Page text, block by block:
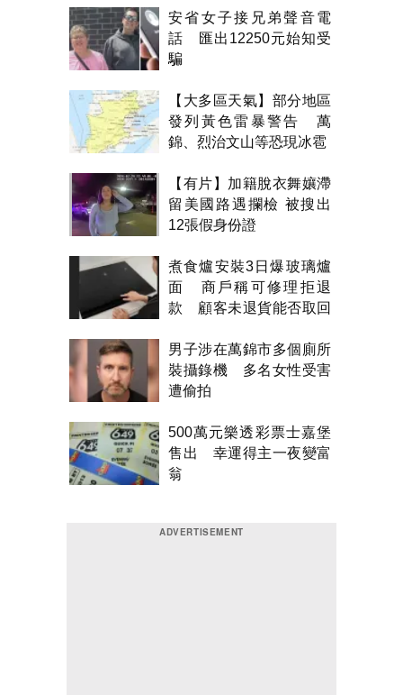
安省女子接兄弟聲音電
話 匯出12250元始知受
騙
【大多區天氣】部分地區
發列黃色雷暴警告 萬
錦、烈治文山等恐現冰雹
【有片】加籍脫衣舞孃滯
留美國路遇攔檢 被搜出
12張假身份證
煮食爐安裝3日爆玻璃爐
面 商戶稱可修理拒退
款 顧客未退貨能否取回
男子涉在萬錦市多個廁所
裝攝錄機 多名女性受害
遭偷拍
500萬元樂透彩票士嘉堡
售出 幸運得主一夜變富
翁